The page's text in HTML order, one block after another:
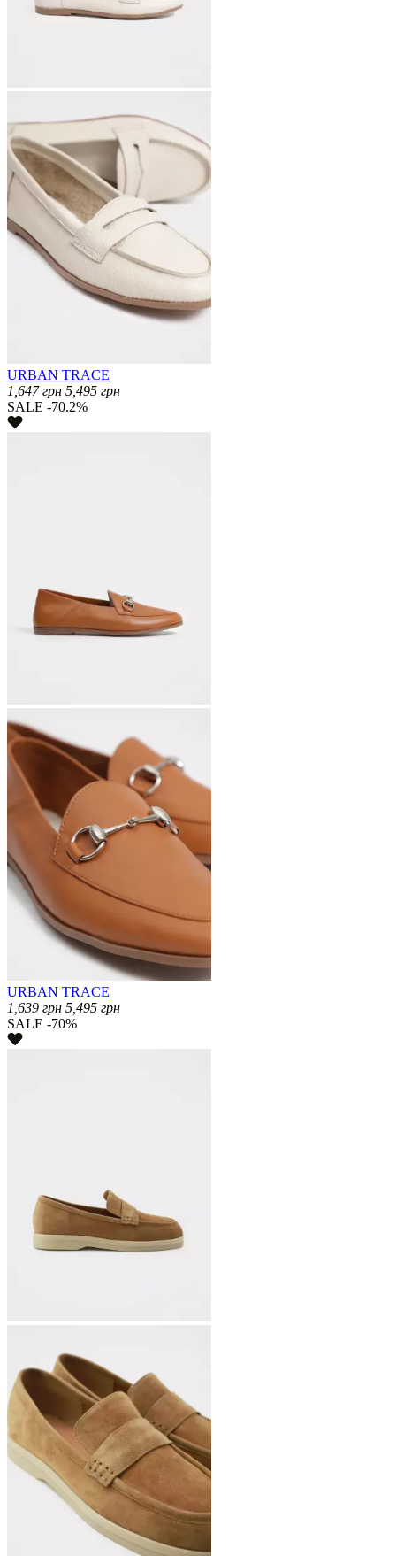
URBAN TRACE
1,647грн 5,495 грн
SALE -70.2%
URBAN TRACE
1,639 грн 5,495 грн
SALE -70%